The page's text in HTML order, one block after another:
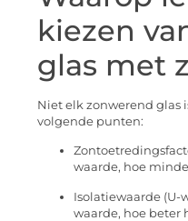
kiezen
glas met
Niet elk zonwerend glas
volgende punten:
waarde, hoe
Isolatiewaarde (U-
waarde, hoe beter